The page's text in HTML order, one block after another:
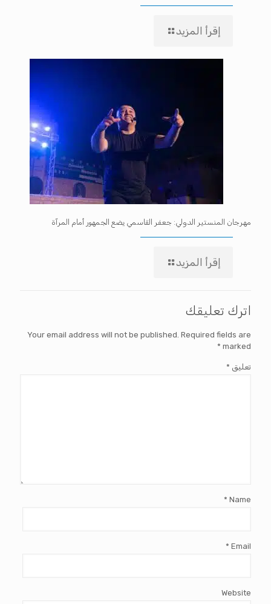
إقرأ المزيد
مهرجان المنستير الدولي: جعفر القاسمي يضع الجمهور أمام المرآة
إقرأ المزيد
اترك تعليقك
Your email address will not be published. Required fields are
marked
*
تعليق *
Name
*
Email
*
Website